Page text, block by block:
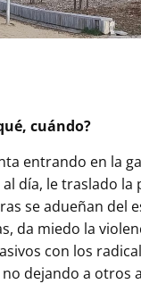
cuándo?
entrando en la
día, le traslado
se adueñan del
da miedo la
con los
dejando a